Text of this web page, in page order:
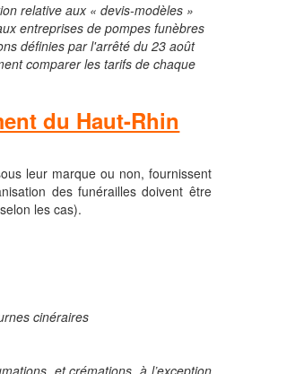
relative aux « devis-modèles »
entreprises de pompes funèbres
définies par l'arrêté du 23 août
comparer les tarifs de chaque
du Haut-Rhin
leur marque ou non, fournissent
des funérailles doivent être
les cas).
cinéraires
,et crémations, à l’exception